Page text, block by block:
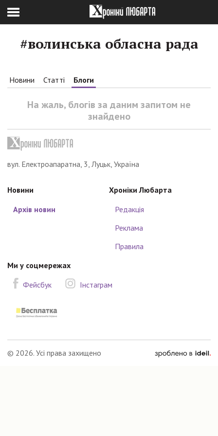
#волинська обласна рада
Новини Статті Блоги
На жаль, блогів за даним запитом не
знайдено
вул. Електроапаратна, 3, Луцьк, Україна
Новини
Архів новин
Хроніки Любарта
Редакція
Реклама
Правила
Ми у соцмережах
Фейсбук
Інстаграм
© 2026. Усі права захищено
зроблено